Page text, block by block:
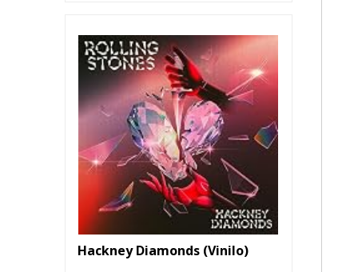
Hackney Diamonds (Vinilo)